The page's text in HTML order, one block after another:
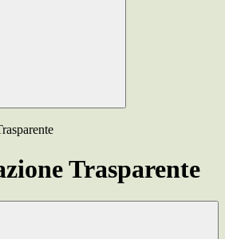
Trasparente